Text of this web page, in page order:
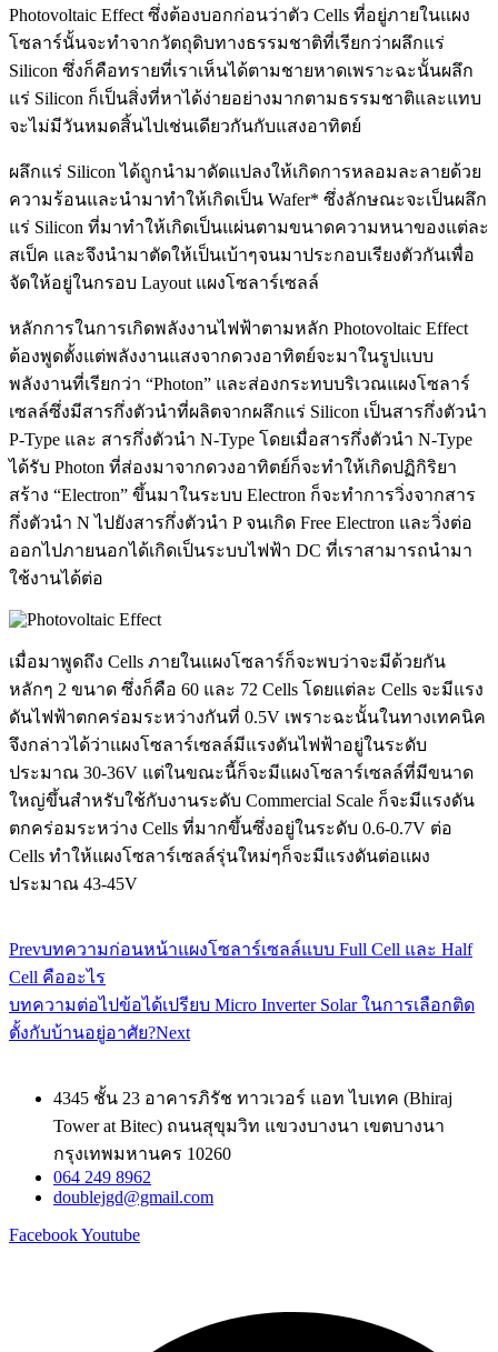
Photovoltaic Effect ซึ่งต้องบอกก่อนว่าตัว Cells ที่อยู่ภายในแผง
โซลาร์นั้นจะทำจากวัตถุดิบทางธรรมชาติที่เรียกว่าผลึกแร่
Silicon ซึ่งก็คือทรายที่เราเห็นได้ตามชายหาดเพราะฉะนั้นผลึก
แร่ Silicon ก็เป็นสิ่งที่หาได้ง่ายอย่างมากตามธรรมชาติและแทบ
จะไม่มีวันหมดสิ้นไปเช่นเดียวกันกับแสงอาทิตย์
ผลึกแร่ Silicon ได้ถูกนำมาดัดแปลงให้เกิดการหลอมละลายด้วย
ความร้อนและนำมาทำให้เกิดเป็น Wafer* ซึ่งลักษณะจะเป็นผลึก
แร่ Silicon ที่มาทำให้เกิดเป็นแผ่นตามขนาดความหนาของแต่ละ
สเป็ค และจึงนำมาตัดให้เป็นเบ้าๆจนมาประกอบเรียงตัวกันเพื่อ
จัดให้อยู่ในกรอบ Layout แผงโซลาร์เซลล์
หลักการในการเกิดพลังงานไฟฟ้าตามหลัก Photovoltaic Effect
ต้องพูดตั้งแต่พลังงานแสงจากดวงอาทิตย์จะมาในรูปแบบ
พลังงานที่เรียกว่า “Photon” และส่องกระทบบริเวณแผงโซลาร์
เซลล์ซึ่งมีสารกึ่งตัวนำที่ผลิตจากผลึกแร่ Silicon เป็นสารกึ่งตัวนำ
P-Type และ สารกึ่งตัวนำ N-Type โดยเมื่อสารกึ่งตัวนำ N-Type
ได้รับ Photon ที่ส่องมาจากดวงอาทิตย์ก็จะทำให้เกิดปฏิกิริยา
สร้าง “Electron” ขึ้นมาในระบบ Electron ก็จะทำการวิ่งจากสาร
กึ่งตัวนำ N ไปยังสารกึ่งตัวนำ P จนเกิด Free Electron และวิ่งต่อ
ออกไปภายนอกได้เกิดเป็นระบบไฟฟ้า DC ที่เราสามารถนำมา
ใช้งานได้ต่อ
เมื่อมาพูดถึง Cells ภายในแผงโซลาร์ก็จะพบว่าจะมีด้วยกัน
หลักๆ 2 ขนาด ซึ่งก็คือ 60 และ 72 Cells โดยแต่ละ Cells จะมีแรง
ดันไฟฟ้าตกคร่อมระหว่างกันที่ 0.5V เพราะฉะนั้นในทางเทคนิค
จึงกล่าวได้ว่าแผงโซลาร์เซลล์มีแรงดันไฟฟ้าอยู่ในระดับ
ประมาณ 30-36V แต่ในขณะนี้ก็จะมีแผงโซลาร์เซลล์ที่มีขนาด
ใหญ่ขึ้นสำหรับใช้กับงานระดับ Commercial Scale ก็จะมีแรงดัน
ตกคร่อมระหว่าง Cells ที่มากขึ้นซึ่งอยู่ในระดับ 0.6-0.7V ต่อ
Cells ทำให้แผงโซลาร์เซลล์รุ่นใหม่ๆก็จะมีแรงดันต่อแผง
ประมาณ 43-45V
Prevบทความก่อนหน้าแผงโซลาร์เซลล์แบบ Full Cell และ Half
Cell คืออะไร
บทความต่อไปข้อได้เปรียบ Micro Inverter Solar ในการเลือกติด
ตั้งกับบ้านอยู่อาศัย?Next
4345 ชั้น 23 อาคารภิรัช ทาวเวอร์ แอท ไบเทค (Bhiraj
Tower at Bitec) ถนนสุขุมวิท แขวงบางนา เขตบางนา
กรุงเทพมหานคร 10260
064 249 8962
doublejgd@gmail.com
FacebookYoutube